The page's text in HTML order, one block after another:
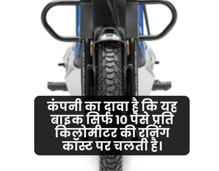
कंपनी का दावा है कि यह
बाइक सिर्फ 10 पैसे प्रति
किलोमीटर की रनिंग
कॉस्ट पर चलती है।